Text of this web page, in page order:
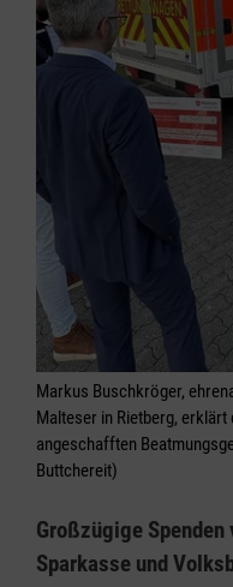
Markus Buschkröger,
Malteser in Rietberg,
angeschafften
Buttchereit)
Großzügige
Sparkasse und